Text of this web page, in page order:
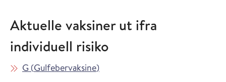
Aktuelle vaksiner ut ifra
individuell risiko
Les mer om
G (Gulfebervaksine)i Vaksinasjonsveilederen